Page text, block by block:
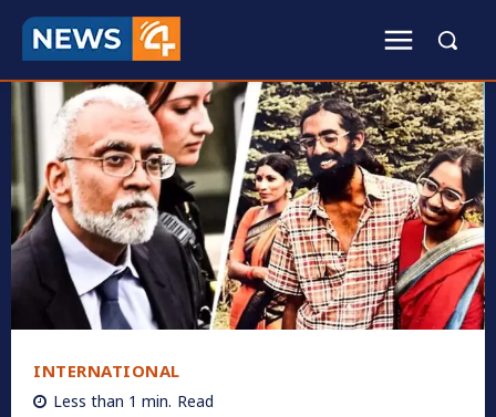
INTERNATIONAL
Less than 1 min. Read